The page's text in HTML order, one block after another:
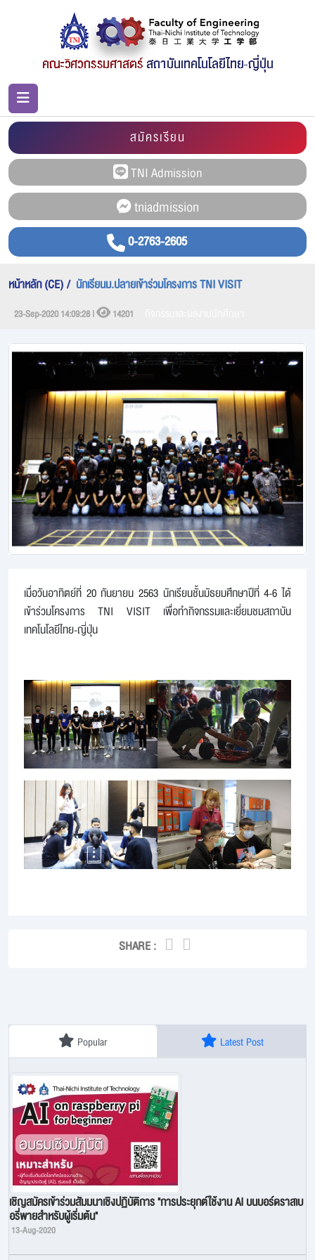
0-2763-2605
สมัครเรียน
หน้าหลัก (CE) นักเรียนม.ปลายเข้าร่วมโครงการ TNI VISIT
23-Sep-2020 14:09:28 | 14201
เมื่อวันอาทิตย์ที่ 20 กันยายน 2563 นักเรียนชั้นมัธยมศึกษาปีที่ 4-6 ได้
เข้าร่วมโครงการ TNI VISIT เพื่อทำกิจกรรมและเยี่ยมชมสถาบัน
เทคโนโลยีไทย-ญี่ปุ่น
SHARE :
Popular Latest Post
เชิญสมัครเข้าร่วมสัมมนาเชิงปฏิบัติการ "การประยุกต์ใช้งาน AI บนบอร์ดราสเบ
อรี่พายสำหรับผู้เริ่มต้น"
13-Aug-2020